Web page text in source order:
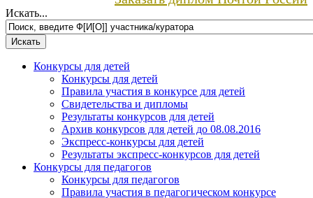
Искать...
Конкурсы для детей
Конкурсы для детей
Правила участия в конкурсе для детей
Свидетельства и дипломы
Результаты конкурсов для детей
Архив конкурсов для детей до 08.08.2016
Экспресс-конкурсы для детей
Результаты экспресс-конкурсов для детей
Конкурсы для педагогов
Конкурсы для педагогов
Правила участия в педагогическом конкурсе